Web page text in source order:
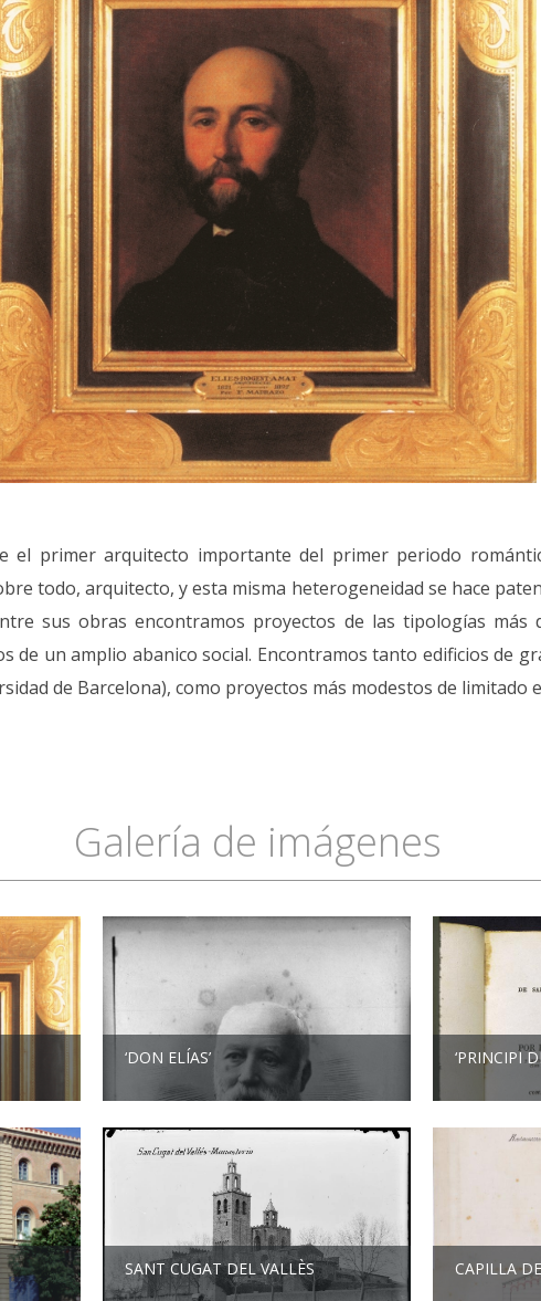
el primer arquitecto importante del primer periodo
todo, arquitecto, y esta misma heterogeneidad se hace
sus obras encontramos proyectos de las tipologías más
de un amplio abanico social. Encontramos tanto edificios de
de Barcelona), como proyectos más modestos de limitado
Galería de imágenes
‘DON ELÍAS’ ‘PRINCIPI
SANT CUGAT DEL VALLÈS CAPILLA